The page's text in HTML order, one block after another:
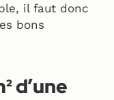
il faut donc
bons
d’une